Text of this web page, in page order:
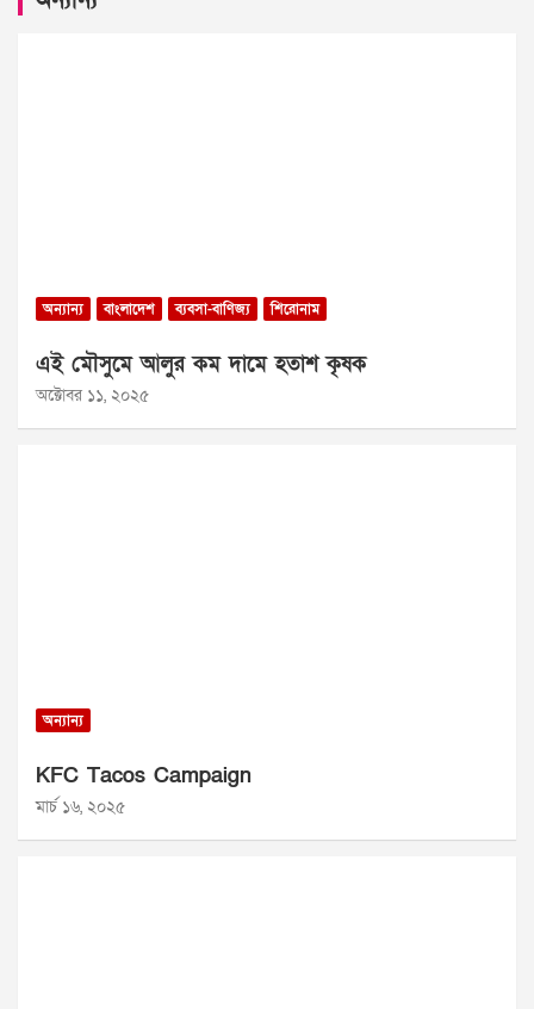
অন্যান্য বাংলাদেশ ব্যবসা-বাণিজ্য শিরোনাম
এই মৌসুমে আলুর কম দামে হতাশ কৃষক
অক্টোবর ১১, ২০২৫
অন্যান্য
KFC Tacos Campaign
মার্চ ১৬, ২০২৫